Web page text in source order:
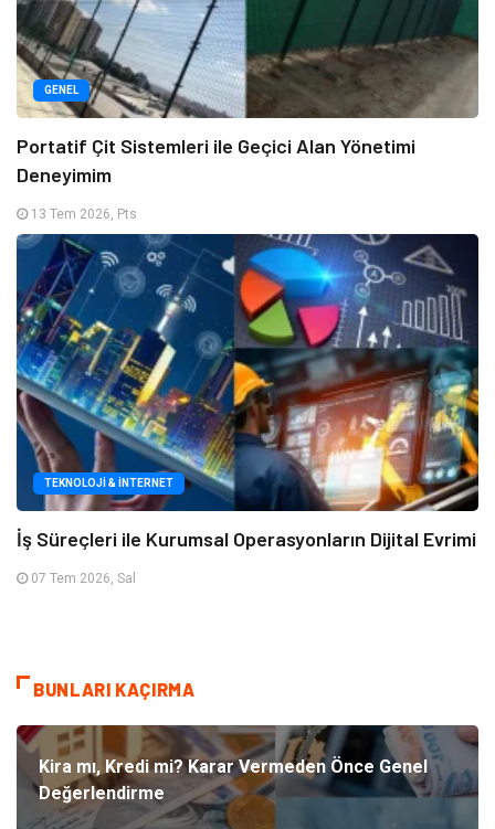
GENEL
Portatif Çit Sistemleri ile Geçici Alan Yönetimi
Deneyimim
13 Tem 2026, Pts
TEKNOLOJI & İNTERNET
İş Süreçleri ile Kurumsal Operasyonların Dijital Evrimi
07 Tem 2026, Sal
BUNLARI KAÇIRMA
Kira mı, Kredi mi? Karar Vermeden Önce Genel
Değerlendirme